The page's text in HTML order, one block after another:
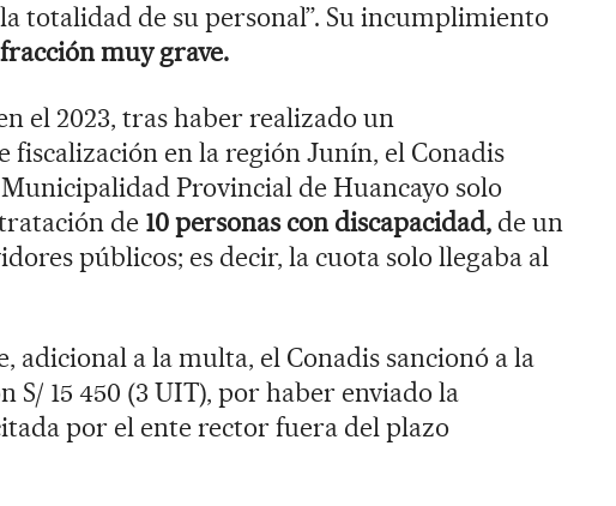
totalidad de su personal”. Su incumplimiento
muy grave.
el 2023, tras haber realizado un
fiscalización en la región Junín, el Conadis
Provincial de Huancayo solo
de 10 personas con discapacidad, de un
públicos; es decir, la cuota solo llegaba al
adicional a la multa, el Conadis sancionó a la
S/ 15 450 (3 UIT), por haber enviado la
por el ente rector fuera del plazo